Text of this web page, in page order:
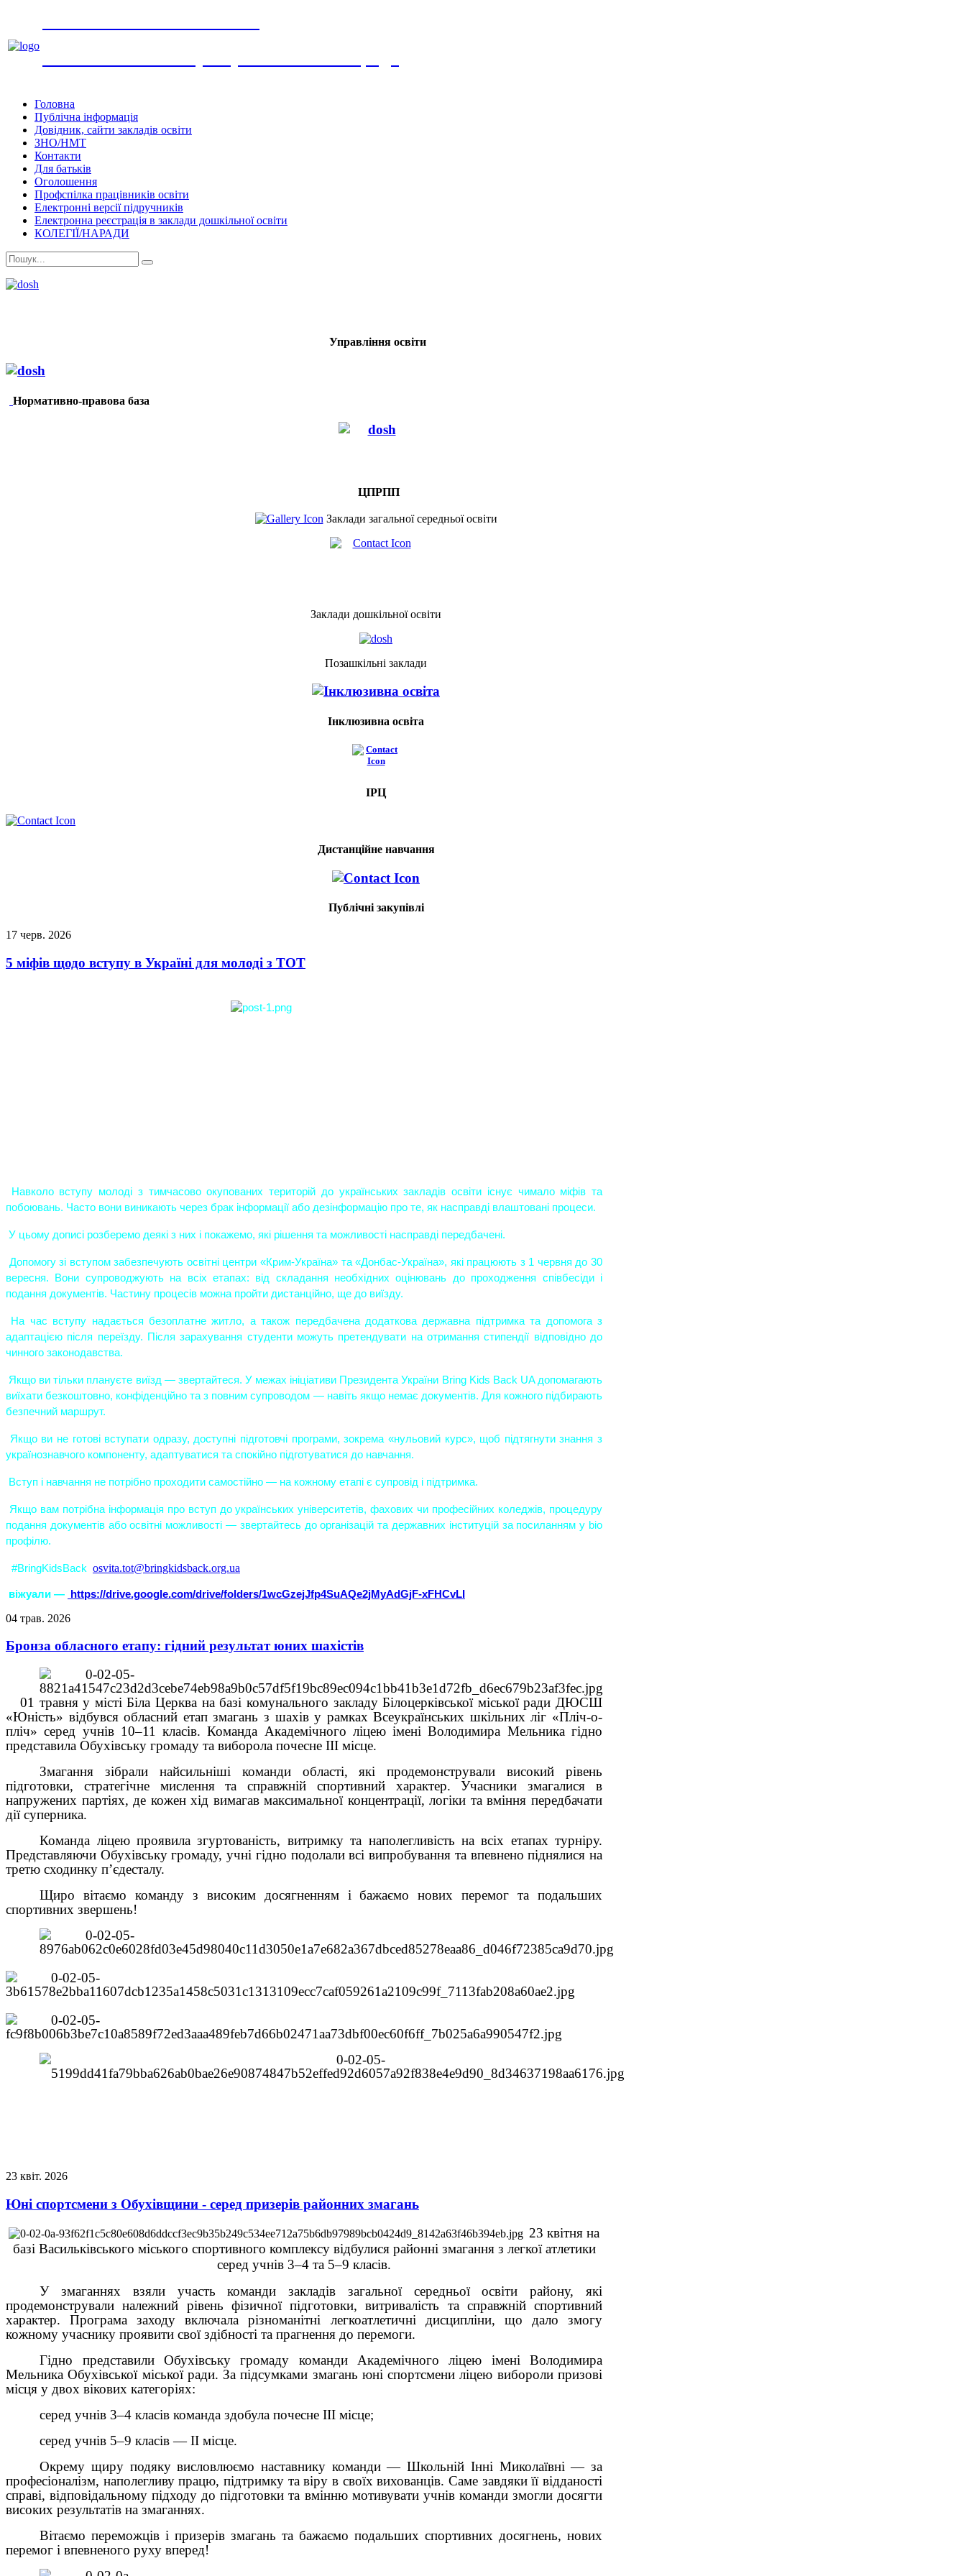
Головна
Публічна інформація
Довідник, сайти закладів освіти
ЗНО/НМТ
Контакти
Для батьків
Оголошення
Профспілка працівників освіти
Електронні версії підручників
Електронна реєстрація в заклади дошкільної освіти
КОЛЕГІЇ/НАРАДИ
Управління освіти
Нормативно-правова база
ЦПРПП
Заклади загальної середньої освіти
Заклади дошкільної освіти
Позашкільні заклади
Інклюзивна освіта
ІРЦ
Дистанційне навчання
Публічні закупівлі
17 черв. 2026
5 міфів щодо вступу в Україні для молоді з ТОТ
побоювань. Часто вони виникають через брак інформації або дезінформацію про те, як насправді влаштовані процеси.
У цьому дописі розберемо деякі з них і покажемо, які рішення та можливості насправді передбачені.
вересня. Вони супроводжують на всіх етапах: від складання необхідних оцінювань до проходження співбесіди і
подання документів. Частину процесів можна пройти дистанційно, ще до виїзду.
адаптацією після переїзду. Після зарахування студенти можуть претендувати на отримання стипендії відповідно до
чинного законодавства.
виїхати безкоштовно, конфіденційно та з повним супроводом — навіть якщо немає документів. Для кожного підбирають
безпечний маршрут.
українознавчого компоненту, адаптуватися та спокійно підготуватися до навчання.
Вступ і навчання не потрібно проходити самостійно — на кожному етапі є супровід і підтримка.
подання документів або освітні можливості — звертайтесь до організацій та державних інституцій за посиланням у bio
профілю.
#BringKidsBack osvita.tot@bringkidsback.org.ua
віжуали — https://drive.google.com/drive/folders/1wcGzejJfp4SuAQe2jMyAdGjF-xFHCvLI
04 трав. 2026
Бронза обласного етапу: гідний результат юних шахістів
01 травня у місті Біла Церква на базі комунального закладу Білоцерківської міської ради ДЮСШ
«Юність» відбувся обласний етап змагань з шахів у рамках Всеукраїнських шкільних ліг «Пліч-о-
пліч» серед учнів 10–11 класів. Команда Академічного ліцею імені Володимира Мельника гідно
представила Обухівську громаду та виборола почесне ІІІ місце.
Змагання зібрали найсильніші команди області, які продемонстрували високий рівень
підготовки, стратегічне мислення та справжній спортивний характер. Учасники змагалися в
напружених партіях, де кожен хід вимагав максимальної концентрації, логіки та вміння передбачати
дії суперника.
Команда ліцею проявила згуртованість, витримку та наполегливість на всіх етапах турніру.
Представляючи Обухівську громаду, учні гідно подолали всі випробування та впевнено піднялися на
третю сходинку п’єдесталу.
Щиро вітаємо команду з високим досягненням і бажаємо нових перемог та подальших
спортивних звершень!
23 квіт. 2026
Юні спортсмени з Обухівщини - серед призерів районних змагань
23 квітня на
базі Васильківського міського спортивного комплексу відбулися районні змагання з легкої атлетики
серед учнів 3–4 та 5–9 класів.
У змаганнях взяли участь команди закладів загальної середньої освіти району, які
продемонстрували належний рівень фізичної підготовки, витривалість та справжній спортивний
характер. Програма заходу включала різноманітні легкоатлетичні дисципліни, що дало змогу
кожному учаснику проявити свої здібності та прагнення до перемоги.
Гідно представили Обухівську громаду команди Академічного ліцею імені Володимира
Мельника Обухівської міської ради. За підсумками змагань юні спортсмени ліцею вибороли призові
місця у двох вікових категоріях:
серед учнів 3–4 класів команда здобула почесне ІІІ місце;
серед учнів 5–9 класів — ІІ місце.
Окрему щиру подяку висловлюємо наставнику команди — Школьній Інні Миколаївні — за
професіоналізм, наполегливу працю, підтримку та віру в своїх вихованців. Саме завдяки її відданості
справі, відповідальному підходу до підготовки та вмінню мотивувати учнів команди змогли досягти
високих результатів на змаганнях.
Вітаємо переможців і призерів змагань та бажаємо подальших спортивних досягнень, нових
перемог і впевненого руху вперед!